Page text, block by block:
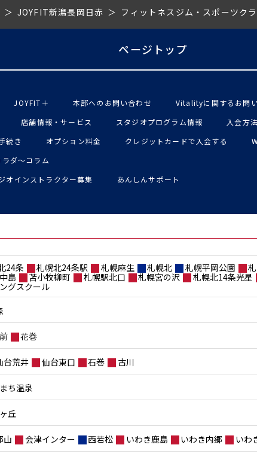
JOYFIT新潟長岡日赤 フィットネスジム・スポーツク
ページトップ
JOYFIT＋ 本部へのお問い合わせ
Vitalityに関するお問
店舗情報・サービス スタジオプログラム情報 入会方法
続き オプション料金 クレジットカードで入会する
ダ〜コラム
オインストラクター募集 あんしんサポート
24条 札幌北24条駅 札幌麻生 札幌北 札幌平岡公園
島
苫小牧柳町 札幌駅北口 札幌宮の沢 札幌北14条光星
グスクール
花巻
台荒井 仙台東口 石巻 古川
ち温泉
丘
山 会津インター 西若松 いわき鹿島 いわき内郷 いわ